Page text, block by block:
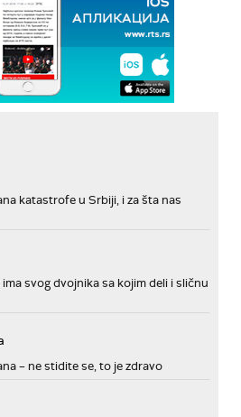
katastrofe u Srbiji, i za šta nas
svog dvojnika sa kojim deli i sličnu
– ne stidite se, to je zdravo